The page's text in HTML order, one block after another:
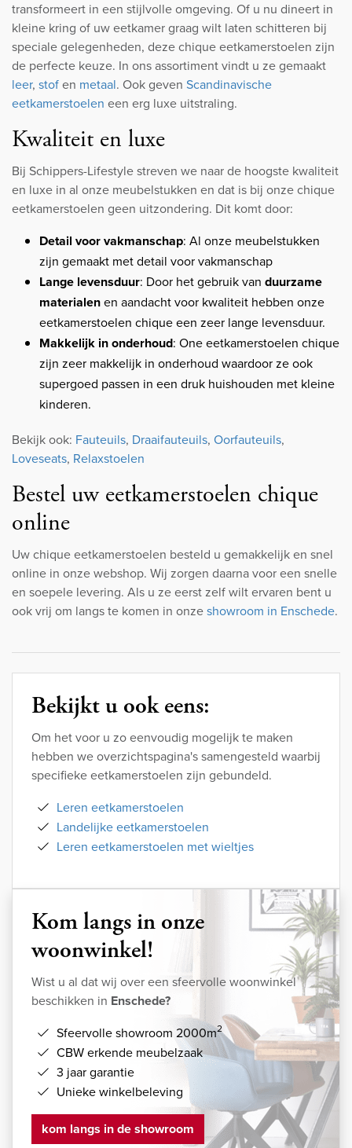
transformeert in een stijlvolle omgeving. Of u nu dineert in
kleine kring of uw eetkamer graag wilt laten schitteren bij
speciale gelegenheden, deze chique eetkamerstoelen zijn
de perfecte keuze. In ons assortiment vindt u ze gemaakt
leer, stofen metaal. Ook geven Scandinavische
eetkamerstoelen een erg luxe uitstraling.
Kwaliteit en luxe
Bij Schippers-Lifestyle streven we naar de hoogste kwaliteit
en luxe in al onze meubelstukken en dat is bij onze chique
eetkamerstoelen geen uitzondering. Dit komt door:
Detail voor vakmanschap: Al onze meubelstukken
zijn gemaakt met detail voor vakmanschap
Lange levensduur: Door het gebruik van duurzame
materialenen aandacht voor kwaliteit hebben onze
eetkamerstoelen chique een zeer lange levensduur.
Makkelijk in onderhoud: One eetkamerstoelen chique
zijn zeer makkelijk in onderhoud waardoor ze ook
supergoed passen in een druk huishouden met kleine
kinderen.
Bekijk ook: Fauteuils, Draaifauteuils, Oorfauteuils,
Loveseats, Relaxstoelen
Bestel uw eetkamerstoelen chique
online
Uw chique eetkamerstoelen besteld u gemakkelijk en snel
online in onze webshop. Wij zorgen daarna voor een snelle
en soepele levering. Als u ze eerst zelf wilt ervaren bent u
ook vrij om langs te komen in onzeshowroom in Enschede.
Bekijkt u ook eens:
Om het voor u zo eenvoudig mogelijk te maken
hebben we overzichtspagina's samengesteld waarbij
specifieke eetkamerstoelen zijn gebundeld.
Leren eetkamerstoelen
Landelijke eetkamerstoelen
Leren eetkamerstoelen met wieltjes
Kom langs in onze
woonwinkel!
Wist u al dat wij over een sfeervolle woonwinkel
beschikken in Enschede?
Sfeervolle showroom 2000m2
CBW erkende meubelzaak
3 jaar garantie
Unieke winkelbeleving
kom langs in de showroom